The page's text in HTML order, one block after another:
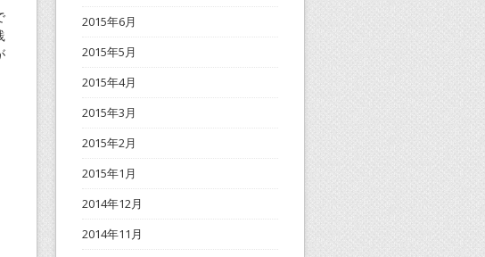
2015年6月
2015年5月
2015年4月
2015年3月
2015年2月
2015年1月
2014年12月
2014年11月